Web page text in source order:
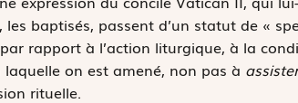
baptisés, passent d’un statut de «
rapport à l’action liturgique, à la
on est amené, non pas à assister
rituelle.